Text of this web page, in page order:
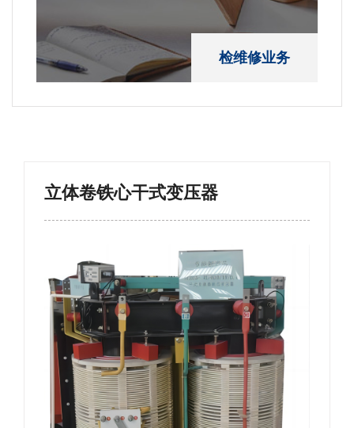
检维修业务
立体卷铁心干式变压器